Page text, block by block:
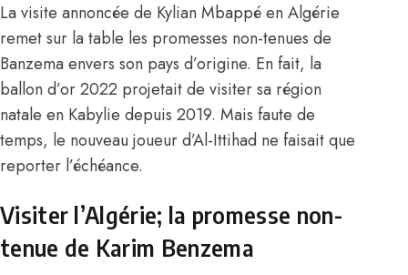
La visite annoncée de Kylian Mbappé en Algérie
remet sur la table les promesses non-tenues de
Banzema envers son pays d’origine. En fait, la
ballon d’or 2022 projetait de visiter sa région
natale en Kabylie depuis 2019. Mais faute de
temps, le nouveau joueur d’Al-Ittihad ne faisait que
reporter l’échéance.
Visiter l’Algérie; la promesse non-
tenue de Karim Benzema